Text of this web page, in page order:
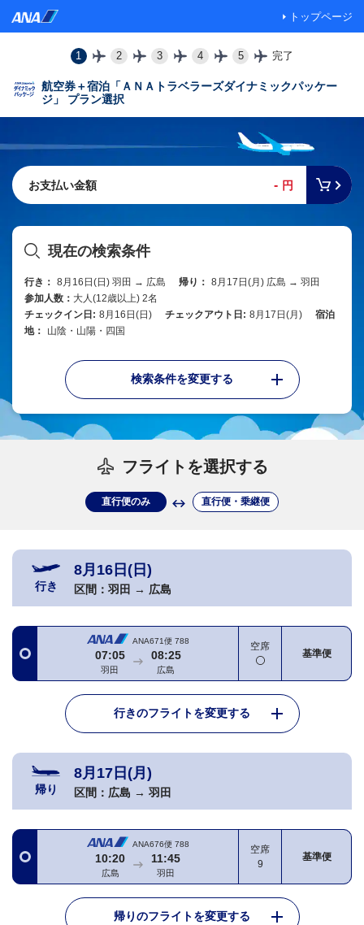
トップページ
1 2 3 4 5 完了
航空券＋宿泊「ＡＮＡトラベラーズダイナミックパッケー
ジ」 プラン選択
お支払い金額 - 円
現在の検索条件
行き： 8月16日(日) 羽田 → 広島 帰り： 8月17日(月) 広島 → 羽田
参加人数： 大人(12歳以上) 2名
チェックイン日: 8月16日(日) チェックアウト日: 8月17日(月)
宿泊
地：
山陰・山陽・四国
検索条件を変更する
フライトを選択する
直行便のみ 直行便・乗継便
行き
8月16日(日)
区間： 羽田 → 広島
ANA671便 788
07:05
羽田
08:25
広島
空席
基準便
行きのフライトを変更する
帰り
8月17日(月)
区間： 広島 → 羽田
ANA676便 788
10:20
広島
11:45
羽田
空席
9
基準便
帰りのフライトを変更する